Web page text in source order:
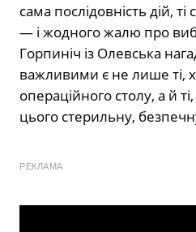
сама послідовність дій,
— і жодного жалю про
Горпиніч із Олевська
важливими є не лише ті,
операційного столу, а й
цього стерильну,
РЕКЛАМА